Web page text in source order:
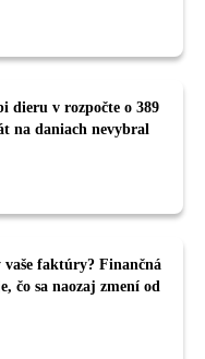
dieru v rozpočte o 389
na daniach nevybral
faktúry? Finančná
čo sa naozaj zmení od